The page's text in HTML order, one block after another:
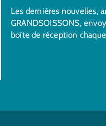
Les dernières nouvelles,
GRANDSOISSONS,
boîte de réception